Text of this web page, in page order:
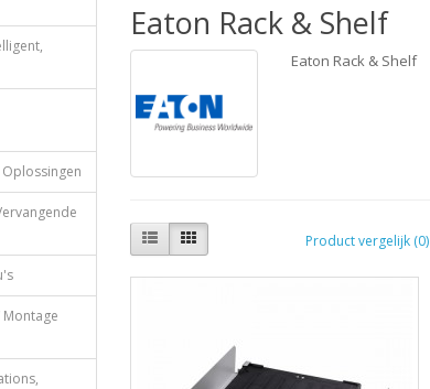
Oplossingen
Eaton Rack & Shelf
Eaton Rack & Shelf
Product vergelijk (0)